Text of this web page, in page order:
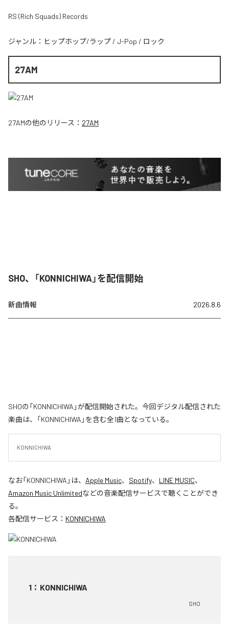
RS (Rich Squads) Records
ジャンル： ヒップホップ/ラップ / J-Pop / ロック
27AM
27AMの他のリリース： 27AM
SHO、「KONNICHIWA」を配信開始
新曲情報 2026.8.6
SHOの「KONNICHIWA」が配信開始された。今回デジタル配信された
楽曲は、「KONNICHIWA」を含む全1曲となっている。
KONNICHIWA
なお「KONNICHIWA 」は、 Apple Music、 Spotify、 LINE MUSIC、
Amazon Music Unlimitedなどの音楽配信サービスで聴くことができ
る。
各配信サービス： KONNICHIWA
1 ： KONNICHIWA
SHO